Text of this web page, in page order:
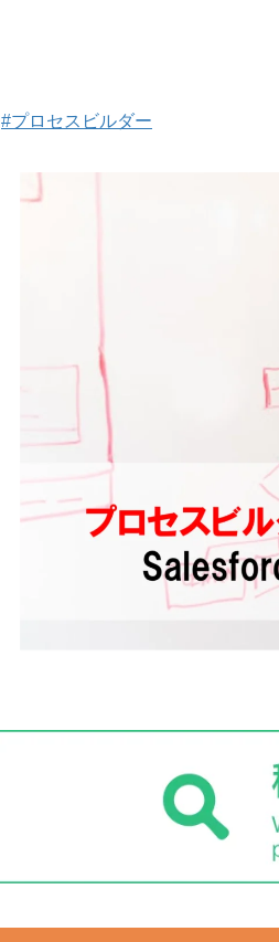
#プロセスビルダー